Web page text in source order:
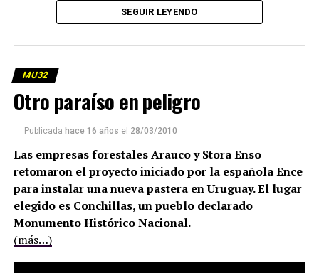
SEGUIR LEYENDO
MU32
Otro paraíso en peligro
Publicada hace 16 años el 28/03/2010
Las empresas forestales Arauco y Stora Enso
retomaron el proyecto iniciado por la española Ence
para instalar una nueva pastera en Uruguay. El lugar
elegido es Conchillas, un pueblo declarado
Monumento Histórico Nacional.
(más…)